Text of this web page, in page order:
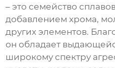
– это семейство
добавлением хрома,
других элементов.
он обладает
широкому спектру